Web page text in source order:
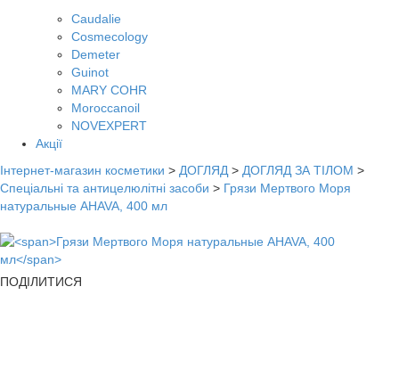
Caudalie
Cosmecology
Demeter
Guinot
MARY COHR
Moroccanoil
NOVEXPERT
Акції
Інтернет-магазин косметики > ДОГЛЯД > ДОГЛЯД ЗА ТІЛОМ >
Спеціальні та антицелюлітні засоби > Грязи Мертвого Моря
натуральные AHAVA, 400 мл
ПОДІЛИТИСЯ